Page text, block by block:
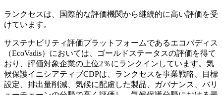
ランクセスは、国際的な評価機関から継続的に高い評価を受
けています。
サステナビリティ評価プラットフォームであるエコバディス
（EcoVadis）においては、ゴールドステータスの評価を得て
おり、評価対象企業の上位2 ％にランクインしています。気
候保護イニシアティブCDPは、ランクセスを事業戦略、目標
設定、排出量削減、気候に配慮した製品、ガバナンス、バリ